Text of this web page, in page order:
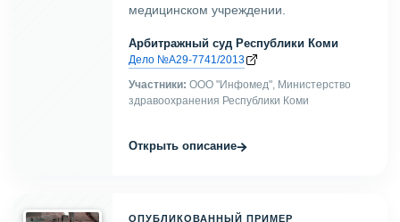
медицинском учреждении.
Арбитражный суд Республики Коми
Дело №А29-7741/2013
Участники: ООО "Инфомед", Министерство
здравоохранения Республики Коми
Открыть описание→
ОПУБЛИКОВАННЫЙ ПРИМЕР